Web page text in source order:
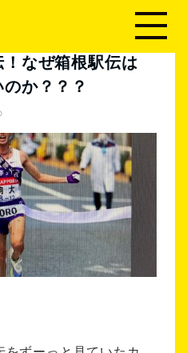
感動した箱根駅伝！なぜ箱根駅伝はこんなにも面白いのか？？？
なぜ箱根駅伝は
か？？？